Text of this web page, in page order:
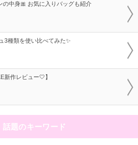
の中身🎀 お気に入りバッグも紹介
3種類を使い比べてみた✨
新作レビュー🤍】
話題のキーワード